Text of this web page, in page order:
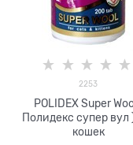
2253
POLIDEX Super Wool
Полидекс супер вул
кошек